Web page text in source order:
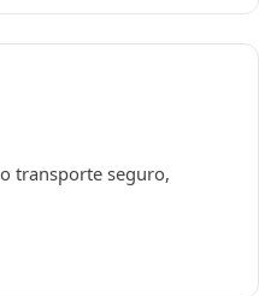
transporte seguro,